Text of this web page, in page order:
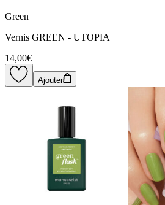
Green
Vernis GREEN - UTOPIA
14,00€
Ajouter